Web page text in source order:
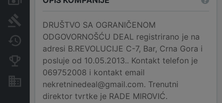
Arhiva sudskih objava
Promjene
Konkurentne kompanije
Nekretnine i imovina
DRUŠTVO SA OGRANIČENOM
ODGOVORNOŠĆU DEAL registrirano je na
adresi B.REVOLUCIJE C-7, Bar, Crna Gora i
posluje od 10.05.2013.. Kontakt telefon je
069752008 i kontakt email
nekretninedeal@gmail.com. Trenutni
direktor tvrtke je RADE MIROVIĆ.